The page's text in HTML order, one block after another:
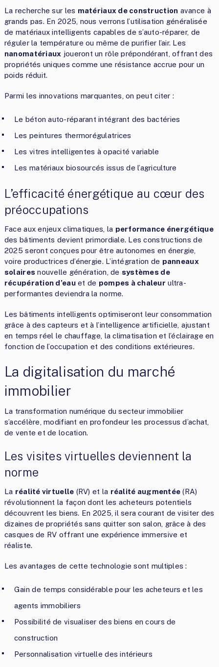
La recherche sur les matériaux de construction avance à
grands pas. En 2025, nous verrons l’utilisation généralisée
de matériaux intelligents capables de s’auto-réparer, de
réguler la température ou même de purifier l’air. Les
nanomatériaux joueront un rôle prépondérant, offrant des
propriétés uniques comme une résistance accrue pour un
poids réduit.
Parmi les innovations marquantes, on peut citer :
Le béton auto-réparant intégrant des bactéries
Les peintures thermorégulatrices
Les vitres intelligentes à opacité variable
Les matériaux biosourcés issus de l’agriculture
L’efficacité énergétique au cœur des
préoccupations
Face aux enjeux climatiques, la performance énergétique
des bâtiments devient primordiale. Les constructions de
2025 seront conçues pour être autonomes en énergie,
voire productrices d’énergie. L’intégration de panneaux
solaires nouvelle génération, de systèmes de
récupération d’eauet de pompes à chaleur ultra-
performantes deviendra la norme.
Les bâtiments intelligents optimiseront leur consommation
grâce à des capteurs et à l’intelligence artificielle, ajustant
en temps réel le chauffage, la climatisation et l’éclairage en
fonction de l’occupation et des conditions extérieures.
La digitalisation du marché
immobilier
La transformation numérique du secteur immobilier
s’accélère, modifiant en profondeur les processus d’achat,
de vente et de location.
Les visites virtuelles deviennent la
norme
La réalité virtuelle (RV) et la réalité augmentée (RA)
révolutionnent la façon dont les acheteurs potentiels
découvrent les biens. En 2025, il sera courant de visiter des
dizaines de propriétés sans quitter son salon, grâce à des
casques de RV offrant une expérience immersive et
réaliste.
Les avantages de cette technologie sont multiples :
Gain de temps considérable pour les acheteurs et les
agents immobiliers
Possibilité de visualiser des biens en cours de
construction
Personnalisation virtuelle des intérieurs